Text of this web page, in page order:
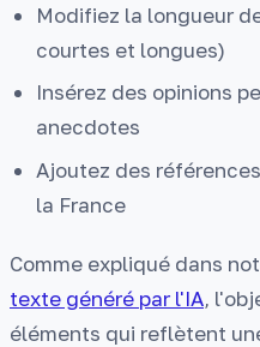
Modifiez la longueur
courtes et longues)
Insérez des opinions
anecdotes
Ajoutez des
la France
Comme expliqué dans
texte généré par l'IA,
éléments qui reflètent